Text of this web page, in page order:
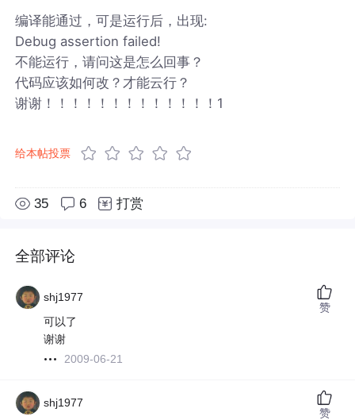
编译能通过，可是运行后，出现:
Debug assertion failed!
不能运行，请问这是怎么回事？
代码应该如何改？才能云行？
谢谢！！！！！！！！！！！！！1
给本帖投票
35 6 打赏
全部评论
shj1977
可以了
谢谢
2009-06-21
赞
shj1977
赞